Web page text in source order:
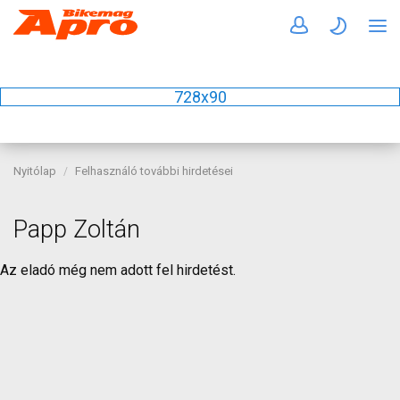
728x90
Nyitólap Felhasználó további hirdetései
Papp Zoltán
Az eladó még nem adott fel hirdetést.